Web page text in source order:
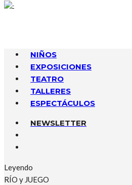
NIÑOS
EXPOSICIONES
TEATRO
TALLERES
ESPECTÁCULOS
NEWSLETTER
Leyendo
RÍO y JUEGO